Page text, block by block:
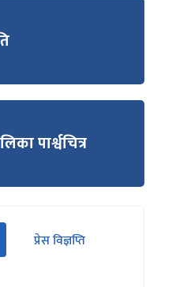
पार्श्वचित्र
प्रेस विज्ञप्ति